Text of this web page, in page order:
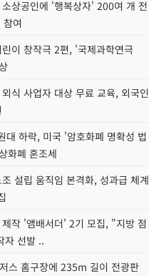
상공인에 '행복상자' 200여 개 전
여
이 창작극 2편, '국제과학연극
식 사업자 대상 무료 교육, 외국인
대 하락, 미국 '암호화폐 명확성 법
화폐 혼조세
설립 움직임 본격화, 성과급 체계
작 '앰배서더' 2기 모집, "지방 점
자 선발 ..
스 홈구장에 235m 길이 전광판